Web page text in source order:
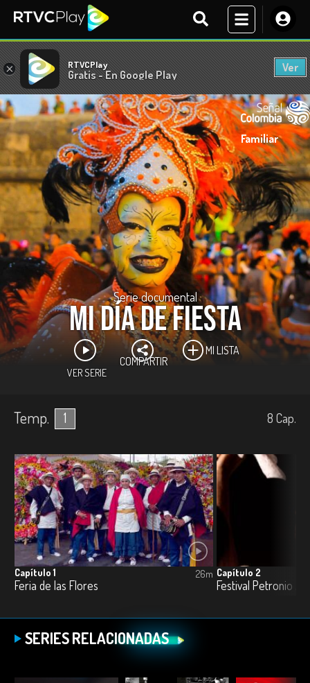
× RTVCPlay
Gratis - En Google Play
Ver
Familiar
Serie documental
Mi día de fiesta
VER SERIE
COMPARTIR
MI LISTA
Temp. 1 8 Cap.
Capítulo 1
Feria de las Flores
26m Capítulo 2
Festival Petronio
SERIES RELACIONADAS